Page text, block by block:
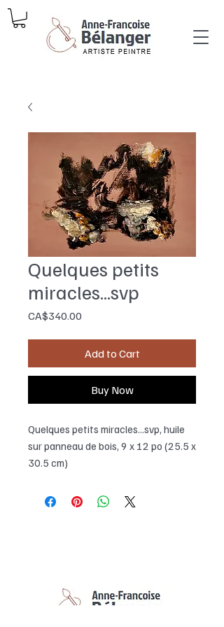
Quelques petits
miracles...svp
CA$340.00
Add to Cart
Buy Now
Quelques petits miracles...svp, huile
sur panneau de bois, 9 x 12 po (25.5 x
30.5 cm)